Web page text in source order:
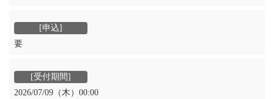
要
2026/07/09（木）00:00